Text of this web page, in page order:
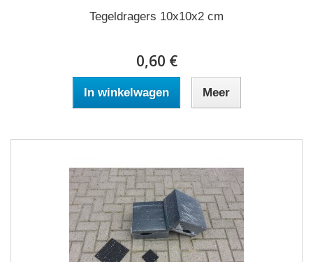
Tegeldragers 10x10x2 cm
0,60 €
In winkelwagen Meer